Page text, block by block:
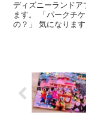
ディズニーランド
ます。 「パークチケットを登録すると、どんなメリットがある
の？」 気になりますよね！ 約20年前までは、チケット売り場でチケ